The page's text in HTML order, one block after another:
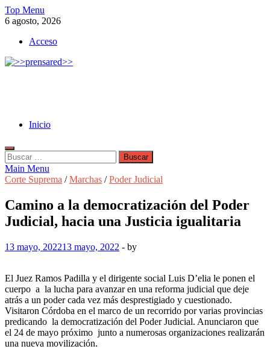
Skip
to
Top Menu
6 agosto, 2026
Acceso
Inicio
Buscar:
Main Menu
Corte Suprema /Marchas /Poder Judicial
Camino a la democratización del Poder
Judicial, hacia una Justicia igualitaria
13 mayo, 202213 mayo, 2022 - by
El Juez Ramos Padilla y el dirigente social Luis D’elia le ponen el
cuerpo a la lucha para avanzar en una reforma judicial que deje
atrás a un poder cada vez más desprestigiado y cuestionado.
Visitaron Córdoba en el marco de un recorrido por varias provincias
predicando la democratización del Poder Judicial. Anunciaron que
el 24 de mayo próximo junto a numerosas organizaciones realizarán
una nueva movilización.